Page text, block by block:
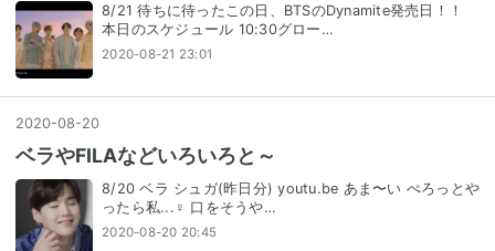
8/21 待ちに待ったこの日、BTSのDynamite発売日！！
本日のスケジュール 10:30グロー…
2020-08-21 23:01
2020-08-20
ベラやFILAなどいろいろと～
8/20 ベラ シュガ(昨日分) youtu.be あま〜い ぺろっとや
ったら私...‍♀️ 口をそうや…
2020-08-20 20:45